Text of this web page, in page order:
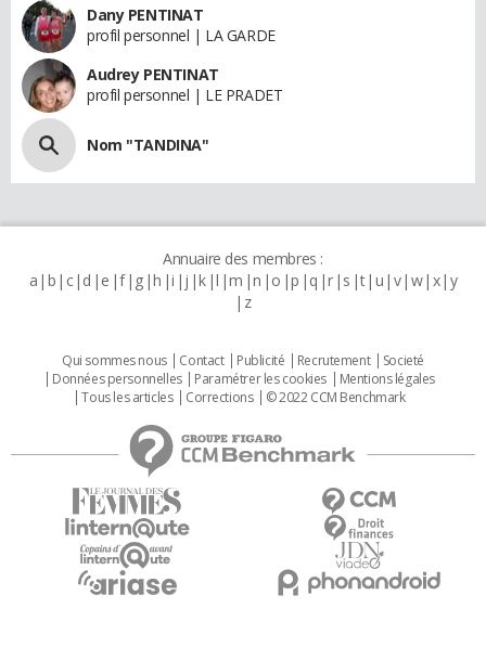
Dany PENTINAT
profil personnel | LA GARDE
Audrey PENTINAT
profil personnel | LE PRADET
Nom "TANDINA"
Annuaire des membres :
a b c d e f g h i j k l m n o p q r s t u v w x y
z
Qui sommes nous Contact Publicité Recrutement
Societé
Données personnelles
Paramétrer les cookies
Mentions légales
Tous les articles
Corrections © 2022 CCM Benchmark